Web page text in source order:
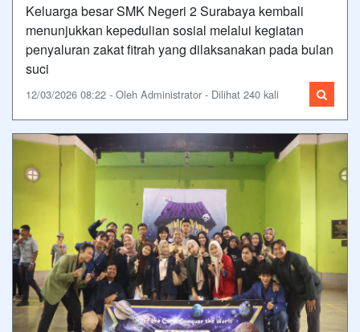
Keluarga besar SMK Negeri 2 Surabaya kembali
menunjukkan kepedulian sosial melalui kegiatan
penyaluran zakat fitrah yang dilaksanakan pada bulan
suci
12/03/2026 08:22 - Oleh Administrator - Dilihat 240 kali